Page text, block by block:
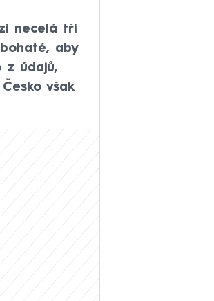
necelá tři
aby
z údajů,
však